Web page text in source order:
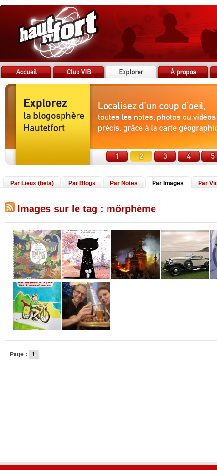
Par Lieux (beta) Par Blogs Par Notes Par Images Par
Images sur le tag : mörphème
Page : 1